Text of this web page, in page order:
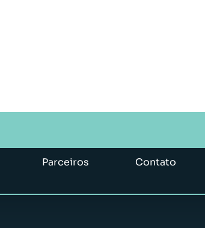
Parceiros
Contato